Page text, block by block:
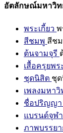
อัตลักษณ์มหาวิท
พระเกี้ยว พ
สีชมพู สีช
ต้นจามจุรี
เสื้อครุยพ
ชุดนิสิต ชุ
เพลงมหาวิ
ชื่อปริญญา
แบรนด์จุฬ
ภาพบรรย